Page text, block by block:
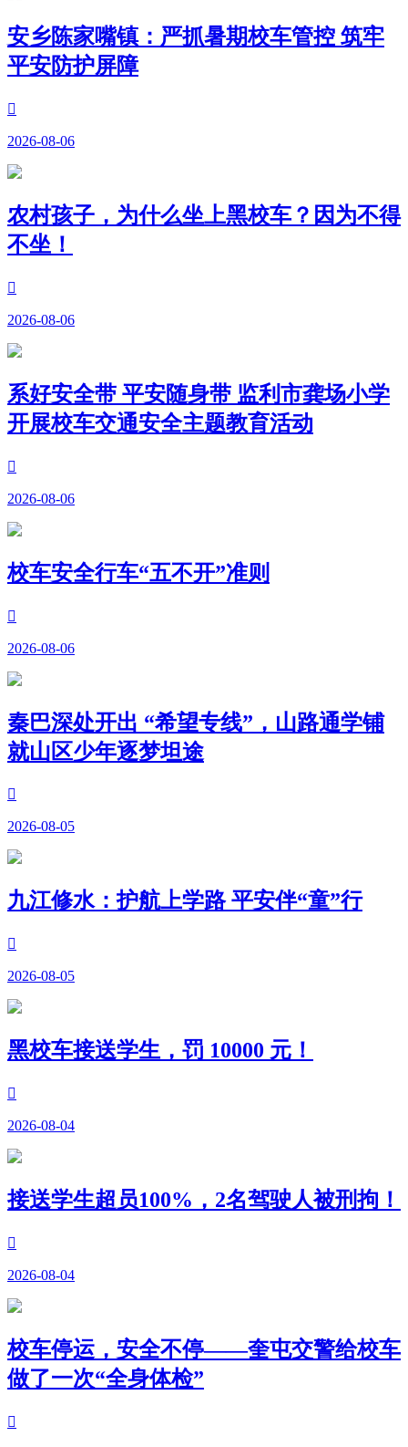
安乡陈家嘴镇：严抓暑期校车管控 筑牢
平安防护屏障

2026-08-06
农村孩子，为什么坐上黑校车？因为不得
不坐！

2026-08-06
系好安全带 平安随身带 监利市龚场小学
开展校车交通安全主题教育活动

2026-08-06
校车安全行车“五不开”准则

2026-08-06
秦巴深处开出 “希望专线”，山路通学铺
就山区少年逐梦坦途

2026-08-05
九江修水：护航上学路 平安伴“童”行

2026-08-05
黑校车接送学生，罚 10000 元！

2026-08-04
接送学生超员100%，2名驾驶人被刑拘！

2026-08-04
校车停运，安全不停——奎屯交警给校车
做了一次“全身体检”
